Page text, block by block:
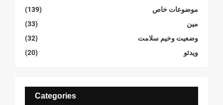
موضوعات خاص
(139)
مین
(33)
وضعیت وخیم سلامت
(32)
ویدئو
(20)
Categories